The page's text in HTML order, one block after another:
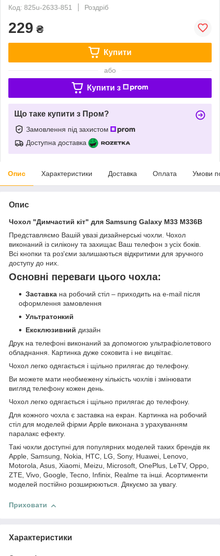
Код: 825u-2633-851
Роздріб
229 ₴
Купити
або
Купити з
Що таке купити з Пром?
Замовлення під захистом
Доступна доставка
Опис Характеристики Доставка Оплата Умови
Опис
Чохол "Димчастий кіт" для Samsung Galaxy M33 M336B
Представляємо Вашій увазі дизайнерські чохли. Чохол
виконаний із силікону та захищає Ваш телефон з усіх боків.
Всі кнопки та роз'єми залишаються відкритими для зручного
доступу до них.
Основні переваги цього чохла:
Заставка на робочий стіл – приходить на e-mail після
оформлення замовлення
Ультратонкий
Ексклюзивний дизайн
Друк на телефоні виконаний за допомогою ультрафіолетового
обладнання. Картинка дуже соковита і не вицвітає.
Чохол легко одягається і щільно прилягає до телефону.
Ви можете мати необмежену кількість чохлів і змінювати
вигляд телефону кожен день.
Чохол легко одягається і щільно прилягає до телефону.
Для кожного чохла є заставка на екран. Картинка на робочий
стіл для моделей фірми Apple виконана з урахуванням
паралакс ефекту.
Такі чохли доступні для популярних моделей таких брендів як
Apple, Samsung, Nokia, HTC, LG, Sony, Huawei, Lenovo,
Motorola, Asus, Xiaomi, Meizu, Microsoft, OnePlus, LeTV, Oppo,
ZTE, Vivo, Google, Tecno, Infinix, Realme та інші. Асортименти
моделей постійно розширюються. Дякуємо за увагу.
Приховати
Характеристики